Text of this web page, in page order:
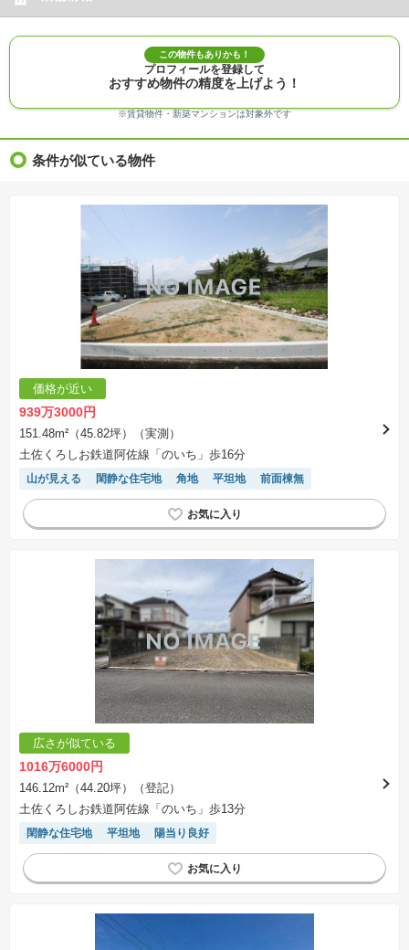
この物件もありかも！
プロフィールを登録して
おすすめ物件の精度を上げよう！
※賃貸物件・新築マンションは対象外です
条件が似ている物件
価格が近い
939万3000円
151.48m²（45.82坪）（実測）
土佐くろしお鉄道阿佐線「のいち」歩16分
山が見える 閑静な住宅地 角地 平坦地 前面棟無
広さが似ている
1016万6000円
146.12m²（44.20坪）（登記）
土佐くろしお鉄道阿佐線「のいち」歩13分
閑静な住宅地 平坦地 陽当り良好